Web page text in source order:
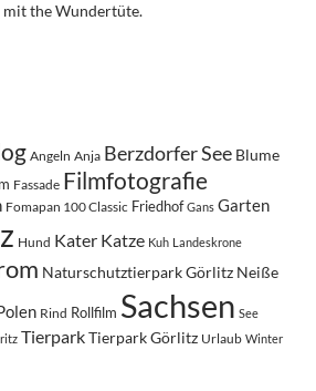
the Wundertüte.
Angeln Anja Berzdorfer See Blume
Fassade Filmfotografie
Fomapan 100 Classic Friedhof Gans Garten
Hund Kater Katze Kuh Landeskrone
Naturschutztierpark Görlitz Neiße
Rind Rollfilm Sachsen See
TierparkTierpark Görlitz Urlaub Winter